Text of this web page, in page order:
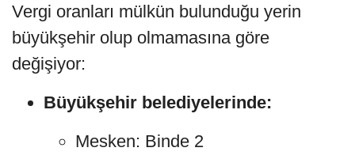
Vergi oranları mülkün bulunduğu yerin
büyükşehir olup olmamasına göre
değişiyor:
Büyükşehir belediyelerinde:
Mesken: Binde 2